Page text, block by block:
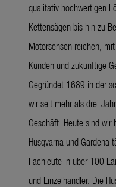
qualitativ hochwertigen
Kettensägen bis hin zu
Motorsensen reichen,
Kunden und zukünftige
Gegründet 1689 in der
wir seit mehr als drei
Geschäft. Heute sind
Husqvarna und Gardena
Fachleute in über 100
und Einzelhändler. Die